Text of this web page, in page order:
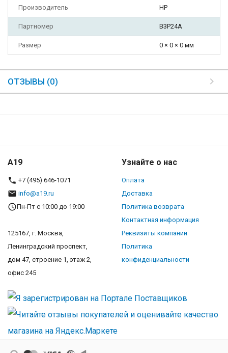
Производитель HP
Партномер B3P24A
Размер 0 × 0 × 0 мм
ОТЗЫВЫ (0)
A19
+7 (495) 646-1071
info@a19.ru
Пн-Пт с 10:00 до 19:00
125167, г. Москва,
Ленинградский проспект,
дом 47, строение 1, этаж 2,
офис 245
Узнайте о нас
Оплата
Доставка
Политика возврата
Контактная информация
Реквизиты компании
Политика
конфиденциальности